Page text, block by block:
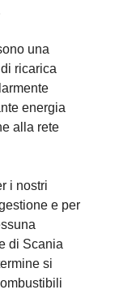
una
ricarica
energia
alla rete
i nostri
e per
di Scania
si